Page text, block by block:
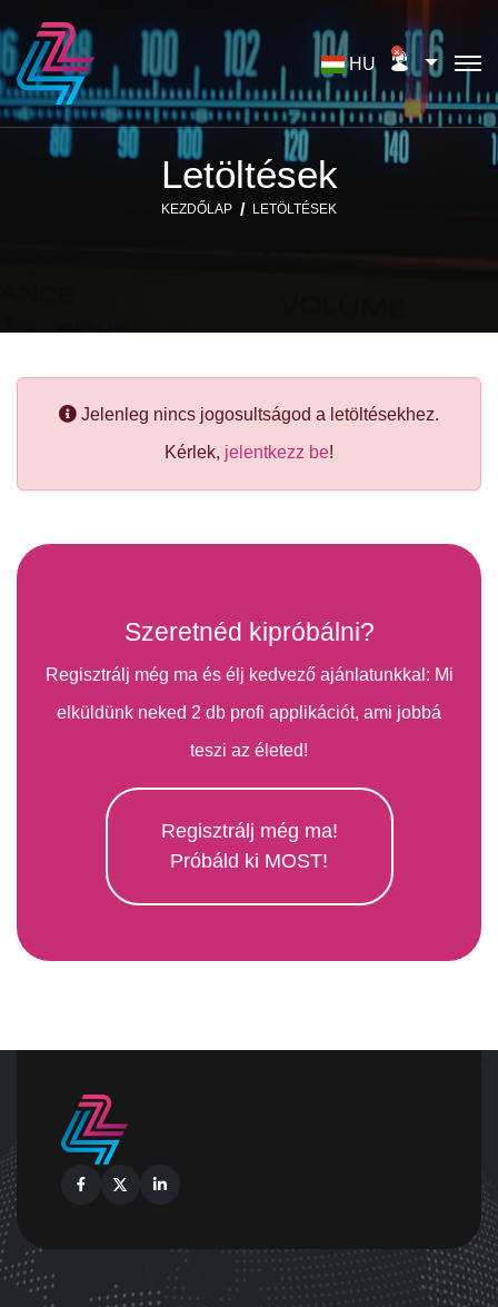
HU
Letöltések
KEZDŐLAP LETÖLTÉSEK
Jelenleg nincs jogosultságod a letöltésekhez.
Kérlek, jelentkezz be!
Szeretnéd kipróbálni?
Regisztrálj még ma és élj kedvező ajánlatunkkal: Mi
elküldünk neked 2 db profi applikációt, ami jobbá
teszi az életed!
Regisztrálj még ma!
Próbáld ki MOST!